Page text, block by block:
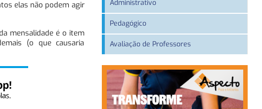
elas não podem agir
mensalidade é o item
(o que causaria
Administrativo
Pedagógico
Avaliação de Professores